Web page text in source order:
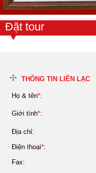
Đặt tour
THÔNG TIN LIÊN LẠC
Họ & tên*:
Giới tính*:
Địa chỉ:
Điện thoại*:
Fax: